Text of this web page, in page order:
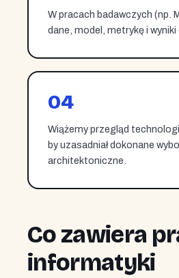
W pracach badawczych (np.
dane, model, metrykę i
04
Wiążemy przegląd
by uzasadniał dokonane
architektoniczne.
Co zawiera
informatyki